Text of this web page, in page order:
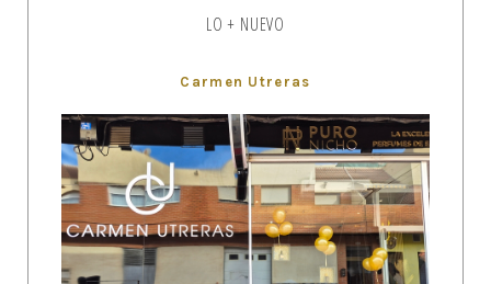
LO + NUEVO
Carmen Utreras